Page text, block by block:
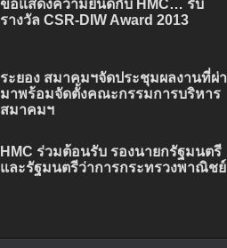
ขอแสดงความยินดีกับ HMC… รับ
รางวัล CSR-DIW Award 2013
ระยอง สมาคมฯจัดประชุมผลงานที่ผ่
มาพร้อมจัดตั้งคณะกรรมการบริหาร
สมาคมฯ
HMC ร่วมต้อนรับ รองนายกรัฐมนตรี
และรัฐมนตรีว่าการกระทรวงพาณิชย์